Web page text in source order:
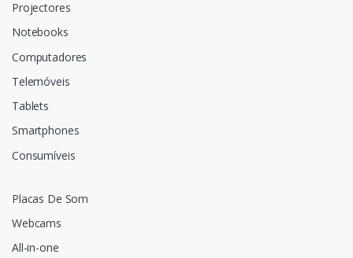
Projectores
Notebooks
Computadores
Telemóveis
Tablets
Smartphones
Consumíveis
Placas De Som
Webcams
All-in-one